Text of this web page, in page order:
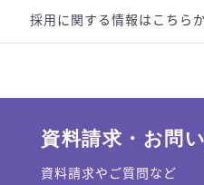
採用に関する情報はこちら
資料請求・お問
資料請求やご質問など